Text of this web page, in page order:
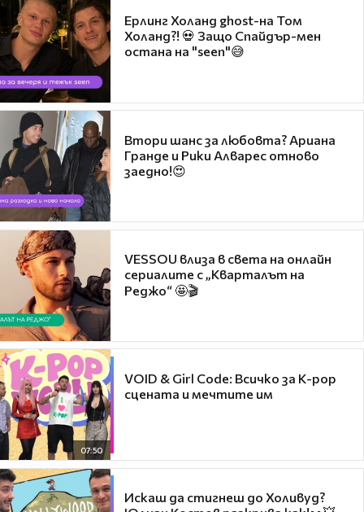
Ерлинг Холанд ghost-на Том
Холанд?! 💀 Защо Спайдър-мен
остана на "seen"😅
Втори шанс за любовта? Ариана
Гранде и Рики Алварес отново
заедно!😍
VESSOU влиза в света на онлайн
сериалите с „Кварталът на
Реджо“ 🤩🎬
07:50
VOID & Girl Code: Всичко за K-pop
сцената и мечтите им
Искаш да стигнеш до Холивуд?